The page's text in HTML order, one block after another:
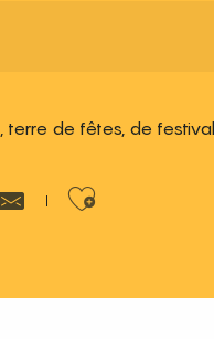
, terre de fêtes, de
Ajouter